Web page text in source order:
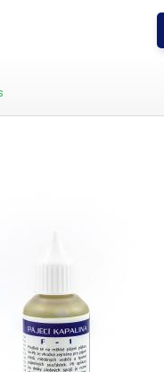
přípravek je součástí balení